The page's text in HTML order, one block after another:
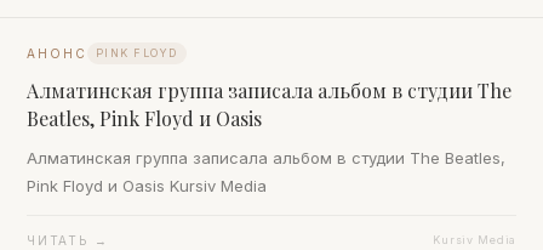
АНОНС PINK FLOYD
Алматинская группа записала альбом в студии The
Beatles, Pink Floyd и Oasis
Алматинская группа записала альбом в студии The Beatles,
Pink Floyd и Oasis Kursiv Media
ЧИТАТЬ → Kursiv Media